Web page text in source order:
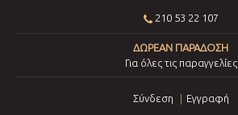
210 53 22 107
ΔΩΡΕΑΝ ΠΑΡΑΔΟΣΗ
Για όλες τις παραγγελίες
Σύνδεση Εγγραφή